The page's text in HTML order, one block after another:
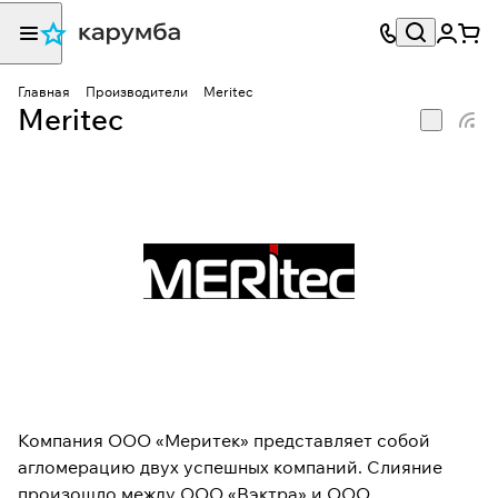
Главная Производители Meritec
Meritec
Компания ООО «Меритек» представляет собой
агломерацию двух успешных компаний. Слияние
произошло между ООО «Вэктра» и ООО